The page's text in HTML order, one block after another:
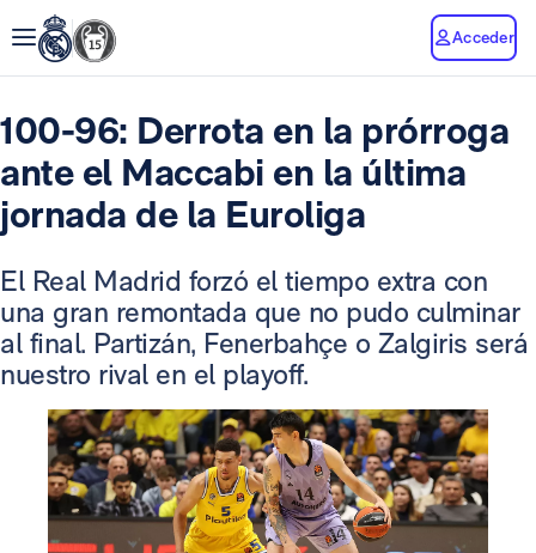
Acceder
100-96: Derrota en la prórroga
ante el Maccabi en la última
jornada de la Euroliga
El Real Madrid forzó el tiempo extra con
una gran remontada que no pudo culminar
al final. Partizán, Fenerbahçe o Zalgiris será
nuestro rival en el playoff.